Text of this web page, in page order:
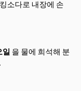
소다로 내장에 손
일 을 물에 희석해 분